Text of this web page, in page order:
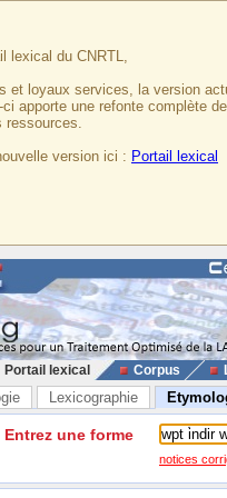
lexical du CNRTL,
et loyaux services, la version
ci apporte une refonte complète
ressources.
version ici : Portail lexical
Portail lexical Corpus
Lexicographie
Entrez une forme
notices